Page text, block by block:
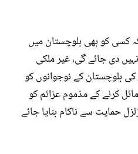
کسی کو بھی بلوچستان میں
دی جائے گی، غیر ملکی
بلوچستان کے نوجوانوں کو
کرنے کے مذموم عزائم کو
حمایت سے ناکام بنایا جائے